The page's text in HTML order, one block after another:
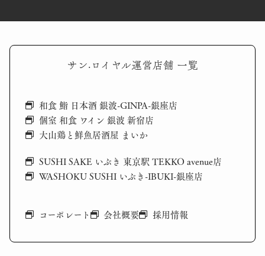
サン·ロイヤル運営店舗 一覧
和食 鮨 日本酒 銀波-GINPA-銀座店
個室 和食 ワイン 銀波 新宿店
大山鶏と鮮魚居酒屋 まいか
SUSHI SAKE いぶき 東京駅 TEKKO avenue店
WASHOKU SUSHI いぶき-IBUKI-銀座店
コーポレート 会社概要 採用情報